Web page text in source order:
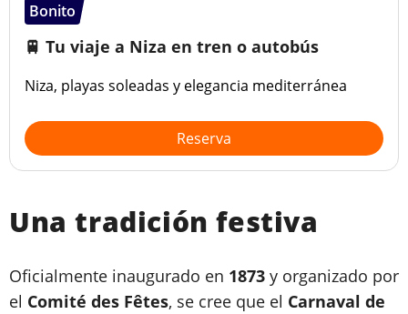
Bonito
🚆 Tu viaje a Niza en tren o autobús
Niza, playas soleadas y elegancia mediterránea
Reserva
Una tradición festiva
Oficialmente inaugurado en 1873 y organizado por
el Comité des Fêtes, se cree que el Carnaval de